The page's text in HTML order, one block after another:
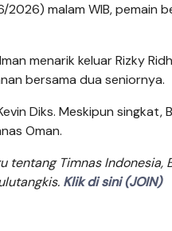
2026) malam WIB, pemain
menarik keluar Rizky
bersama dua seniornya.
Diks. Meskipun singkat,
Oman.
Timnas Indonesia,
Klik di sini (JOIN)